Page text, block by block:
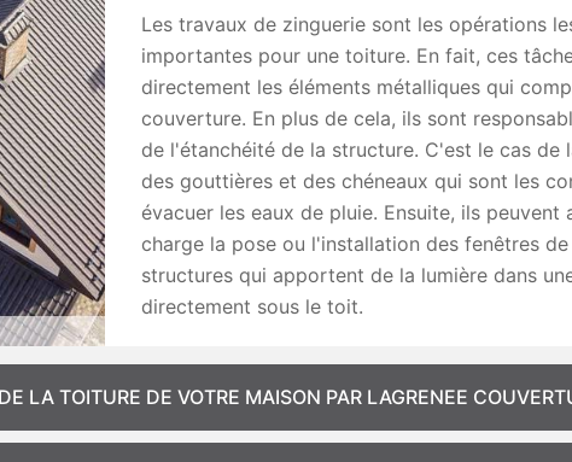
Les travaux de zinguerie sont les opérations
importantes pour une toiture. En fait, ces
directement les éléments métalliques qui
couverture. En plus de cela, ils sont
de l'étanchéité de la structure. C'est le cas de
des gouttières et des chéneaux qui sont les
évacuer les eaux de pluie. Ensuite, ils peuvent
charge la pose ou l'installation des fenêtres
structures qui apportent de la lumière dans
directement sous le toit.
LA TOITURE DE VOTRE MAISON PAR LAGRENEE